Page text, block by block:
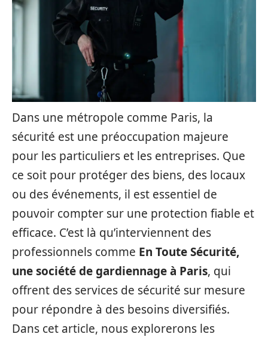
Dans une métropole comme Paris, la
sécurité est une préoccupation majeure
pour les particuliers et les entreprises. Que
ce soit pour protéger des biens, des locaux
ou des événements, il est essentiel de
pouvoir compter sur une protection fiable et
efficace. C’est là qu’interviennent des
professionnels comme En Toute Sécurité,
une société de gardiennage à Paris, qui
offrent des services de sécurité sur mesure
pour répondre à des besoins diversifiés.
Dans cet article, nous explorerons les